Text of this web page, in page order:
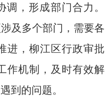
调 ，形成部门合力 。
及多个部门，需要各
进， 柳江区行政审批
作机制，及时有效解
到的问题。